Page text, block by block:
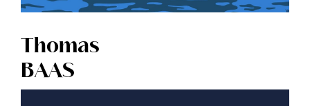
Thomas
BAAS